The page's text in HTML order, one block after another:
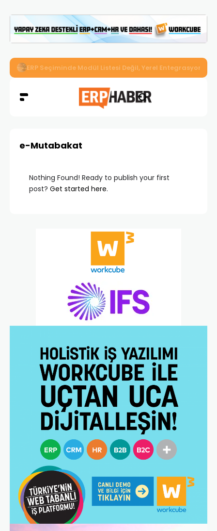
İkizler Aydınlatma, Workcube ERP ile Üretim, Satış ve
e-Mutabakat
Nothing Found! Ready to publish your first
post? Get started here.